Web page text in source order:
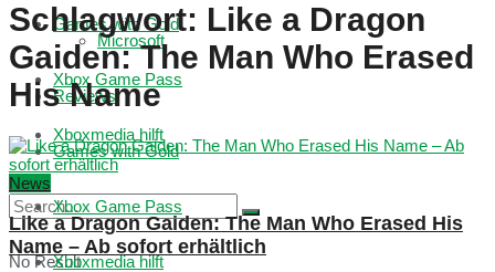
Games with Gold
Xbox Game Pass
Xboxmedia hilft
No Result
Microsoft
Reviews
Games with Gold
Xbox Game Pass
Xboxmedia hilft
Schlagwort: Like a Dragon
Gaiden: The Man Who Erased
His Name
News
Like a Dragon Gaiden: The Man Who Erased His
Name – Ab sofort erhältlich